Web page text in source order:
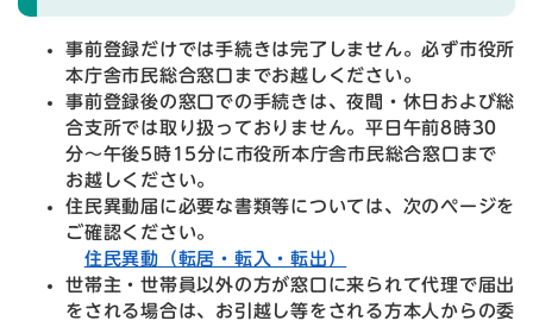
事前登録だけでは手続きは完了しません。必ず市役所
本庁舎市民総合窓口までお越しください。
事前登録後の窓口での手続きは、夜間・休日および総
合支所では取り扱っておりません。平日午前8時30
分～午後5時15分に市役所本庁舎市民総合窓口まで
お越しください。
住民異動届に必要な書類等については、次のページを
ご確認ください。
住民異動（転居・転入・転出）
世帯主・世帯員以外の方が窓口に来られて代理で届出
をされる場合は、お引越し等をされる方本人からの委